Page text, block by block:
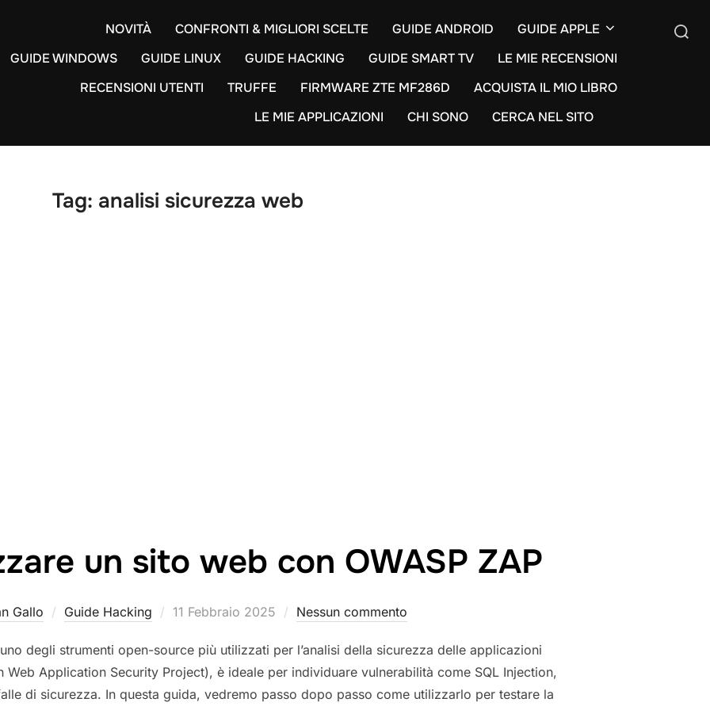
NOVITÀ CONFRONTI & MIGLIORI SCELTE GUIDE ANDROID
GUIDE APPLE
GUIDE WINDOWS
GUIDE LINUX GUIDE HACKING GUIDE SMART TV
LE MIE RECENSIONI
RECENSIONI UTENTI
TRUFFE FIRMWARE ZTE MF286D
ACQUISTA IL MIO LIBRO
LE MIE APPLICAZIONI
CHI SONO CERCA NEL SITO
Tag: analisi sicurezza web
un sito web con OWASP ZAP
Gallo Guide Hacking
Pubblicato
11 Febbraio 2025 Nessun commento
degli strumenti open-source più utilizzati per l’analisi della sicurezza delle applicazioni
Web Application Security Project), è ideale per individuare vulnerabilità come SQL Injection,
di sicurezza. In questa guida, vedremo passo dopo passo come utilizzarlo per testare la